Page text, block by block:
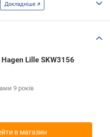
Докладніше
Lille SKW3156
9 років
в магазин